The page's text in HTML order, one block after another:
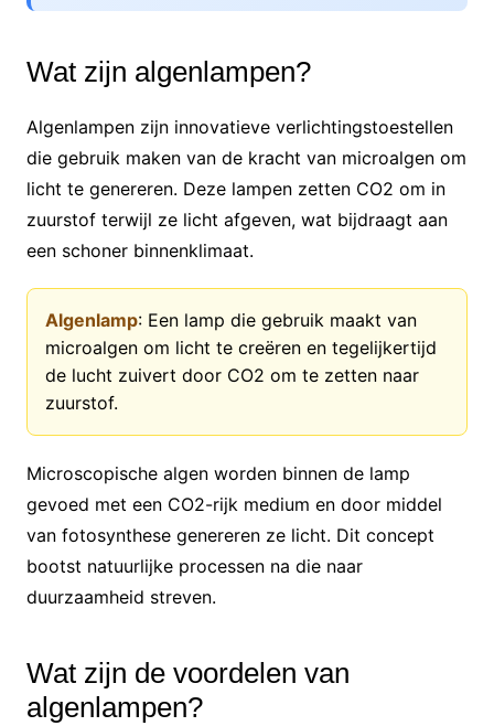
Wat zijn algenlampen?
Algenlampen zijn innovatieve verlichtingstoestellen
die gebruik maken van de kracht van microalgen om
licht te genereren. Deze lampen zetten CO2 om in
zuurstof terwijl ze licht afgeven, wat bijdraagt aan
een schoner binnenklimaat.
Algenlamp: Een lamp die gebruik maakt van
microalgen om licht te creëren en tegelijkertijd
de lucht zuivert door CO2 om te zetten naar
zuurstof.
Microscopische algen worden binnen de lamp
gevoed met een CO2-rijk medium en door middel
van fotosynthese genereren ze licht. Dit concept
bootst natuurlijke processen na die naar
duurzaamheid streven.
Wat zijn de voordelen van
algenlampen?